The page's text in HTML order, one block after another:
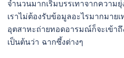
จำนวนมากเริ่มบรรเทาจากความ
เราไม่ต้องรับข้อมูลอะไรมากมาย
อุตสาหะถ่ายทอดอารมณ์ก็จะเข้าถึ
เป็นต้นว่า ฉากซึ้งต่างๆ